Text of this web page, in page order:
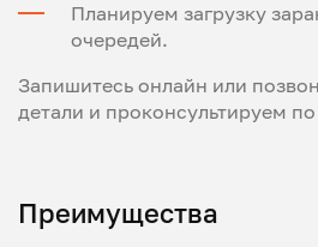
Планируем загрузку
очередей.
Запишитесь онлайн или
детали и проконсультируем
Преимущества